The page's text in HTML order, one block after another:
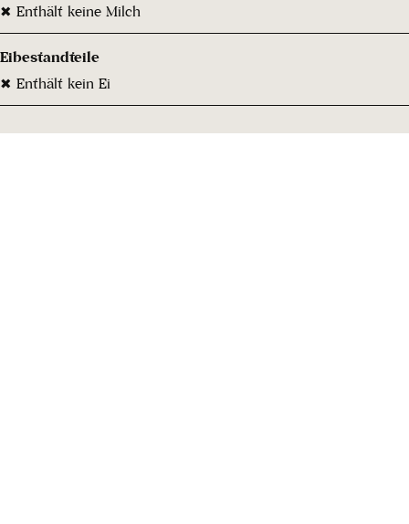
✖ Enthält keine Milch
Eibestandteile
✖ Enthält kein Ei